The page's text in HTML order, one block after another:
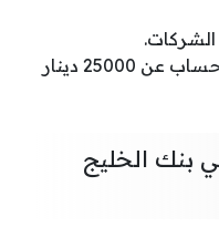
ألا يقل المبلغ المودع لفتح الحساب عن 25000 دينار
بنك الخليج